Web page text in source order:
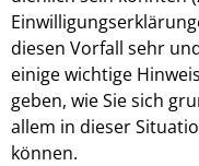
diesen Vorfall sehr
einige wichtige
geben, wie Sie sich
allem in dieser
können.